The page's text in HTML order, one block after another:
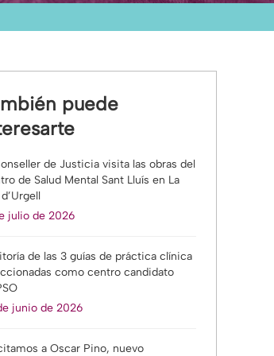
puede
de Justicia visita las obras del
de Salud Mental Sant Lluís en La
julio de 2026
de las 3 guías de práctica clínica
como centro candidato
junio de 2026
a Oscar Pino, nuevo